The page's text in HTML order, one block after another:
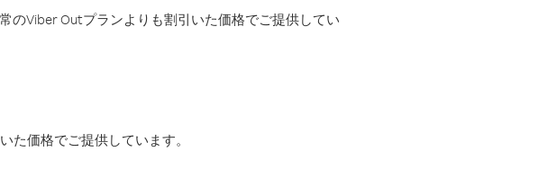
のViber Outプランよりも割引いた価格でご提供してい
た価格でご提供しています。